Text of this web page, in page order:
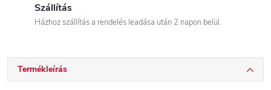
Szállítás
Házhoz szállítás a rendelés leadása után 2 napon belül.
Termékleírás